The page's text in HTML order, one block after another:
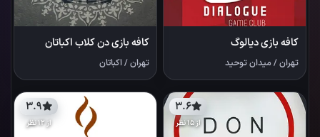
کافه بازی دیالوگ
تهران/میدان توحید
کافه بازی دن کلاب اکباتان
تهران/اکباتان
3.6
از 15 نظر
3.9
از 12 نظر